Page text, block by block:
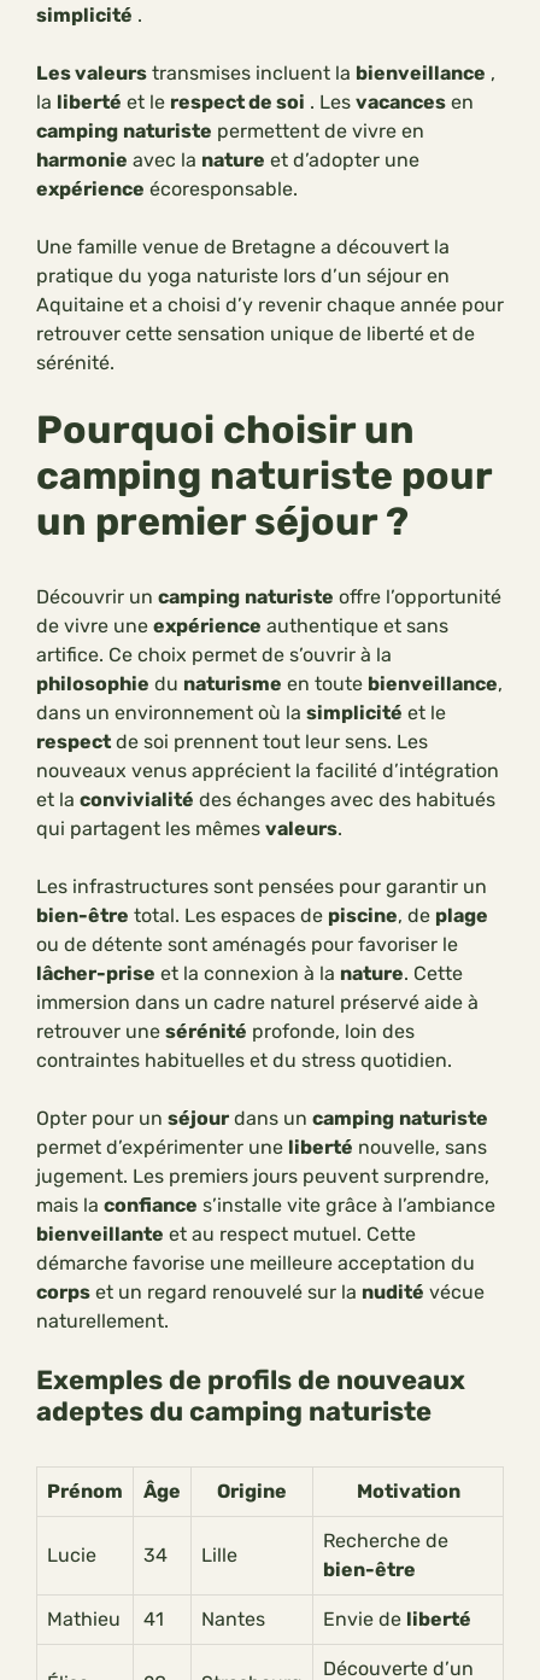
simplicité .
Les valeurs transmises incluent la bienveillance ,
la liberté et le respect de soi . Les vacances en
camping naturiste permettent de vivre en
harmonie avec la nature et d’adopter une
expérience écoresponsable.
Une famille venue de Bretagne a découvert la
pratique du yoga naturiste lors d’un séjour en
Aquitaine et a choisi d’y revenir chaque année pour
retrouver cette sensation unique de liberté et de
sérénité.
Pourquoi choisir un
camping naturiste pour
un premier séjour ?
Découvrir un camping naturiste offre l’opportunité
de vivre une expérience authentique et sans
artifice. Ce choix permet de s’ouvrir à la
philosophie du naturisme en toute bienveillance,
dans un environnement où la simplicité et le
respect de soi prennent tout leur sens. Les
nouveaux venus apprécient la facilité d’intégration
et la convivialité des échanges avec des habitués
qui partagent les mêmes valeurs.
Les infrastructures sont pensées pour garantir un
bien-être total. Les espaces de piscine, de plage
ou de détente sont aménagés pour favoriser le
lâcher-prise et la connexion à la nature. Cette
immersion dans un cadre naturel préservé aide à
retrouver une sérénité profonde, loin des
contraintes habituelles et du stress quotidien.
Opter pour un séjour dans un camping naturiste
permet d’expérimenter une liberté nouvelle, sans
jugement. Les premiers jours peuvent surprendre,
mais la confiance s’installe vite grâce à l’ambiance
bienveillante et au respect mutuel. Cette
démarche favorise une meilleure acceptation du
corps et un regard renouvelé sur la nudité vécue
naturellement.
Exemples de profils de nouveaux
adeptes du camping naturiste
Prénom Âge Origine Motivation
Lucie 34 Lille
Recherche de
bien-être
Mathieu 41 Nantes Envie de liberté
Découverte d’un